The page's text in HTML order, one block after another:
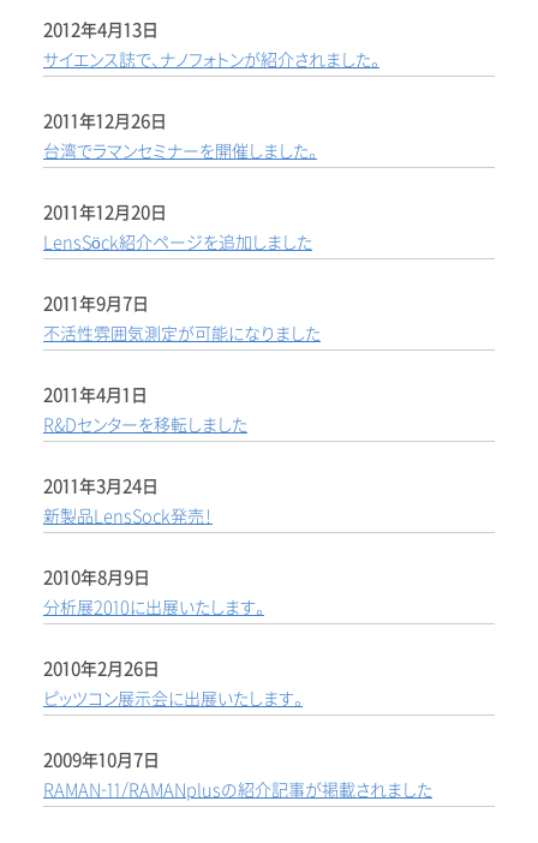
2012年4月13日
サイエンス誌で、ナノフォトンが紹介されました。
2011年12月26日
台湾でラマンセミナーを開催しました。
2011年12月20日
LensSöck紹介ページを追加しました
2011年9月7日
不活性雰囲気測定が可能になりました
2011年4月1日
R&Dセンターを移転しました
2011年3月24日
新製品LensSock発売！
2010年8月9日
分析展2010に出展いたします。
2010年2月26日
ピッツコン展示会に出展いたします。
2009年10月7日
RAMAN-11/RAMANplusの紹介記事が掲載されました